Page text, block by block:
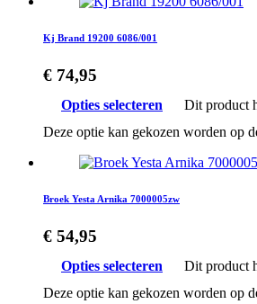
Kj Brand 19200 6086/001
€ 74,95
Opties selecteren
Dit product
Deze optie kan gekozen worden op
Broek Yesta Arnika 7000005zw
€ 54,95
Opties selecteren
Dit product
Deze optie kan gekozen worden op